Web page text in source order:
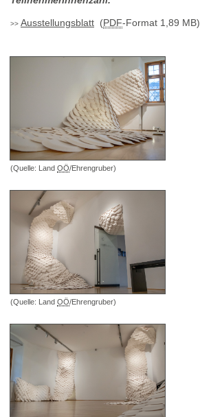
Ausstellungsblatt (PDF-Format 1,89 MB)
(Quelle: Land OÖ/Ehrengruber)
(Quelle: Land OÖ/Ehrengruber)